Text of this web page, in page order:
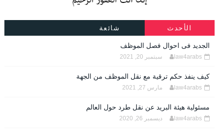
الأحدث شائعة
الجديد فى احوال فصل الموظف
law4arabs سبتمبر 20, 2021
كيف ينفذ حكم ترقية مع نقل الموظف من الجهة
law4arabs مارس 27, 2021
مسئولية هيئة البريد عن نقل طرد حول العالم
law4arabs ديسمبر 26, 2020